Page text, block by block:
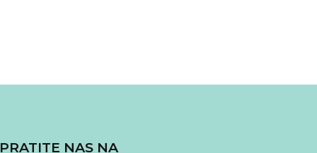
PRATITE NAS NA